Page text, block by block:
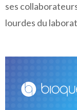
ses
lourdes du